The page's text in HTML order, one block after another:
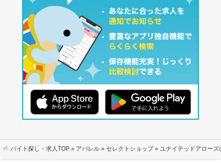
バイト探し・求人TOP » アパレル » セレクトショップ» ユナイテッドアローズ